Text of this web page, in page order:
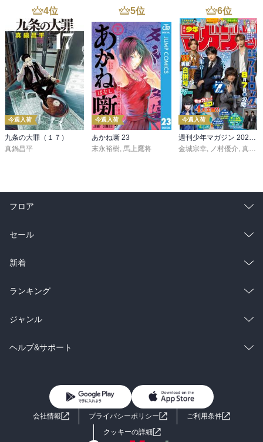
4位
今週入荷
九条の大罪（１７）
真鍋昌平
5位
今週入荷
あかね噺 23
末永裕樹, 馬上鷹将
6位
今週入荷
週刊少年マガジン 2026年36・37号[2026年8月5日発売]
金城宗幸, ノ村優介, 真島ヒロ
フロア
総合
ラノベ
雑誌・グラビア
BL・TL
セール
総合
ラノベ
雑誌・グラビア
BL・TL
新着
総合
ラノベ
雑誌・グラビア
ランキング
総合
ラノベ
ジャンル
コミック
ライトノベル 男子向けラノベ
小説
ヘルプ&サポート
よくあるご質問 お問い合わせ
会社情報 プライバシーポリシー
ご利用条件
クッキーの詳細